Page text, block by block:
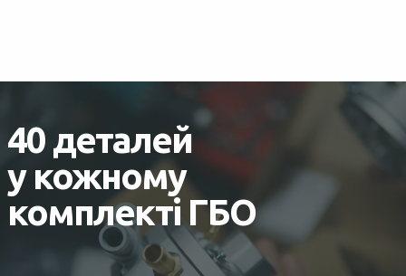
40 деталей
у кожному
комплекті ГБО